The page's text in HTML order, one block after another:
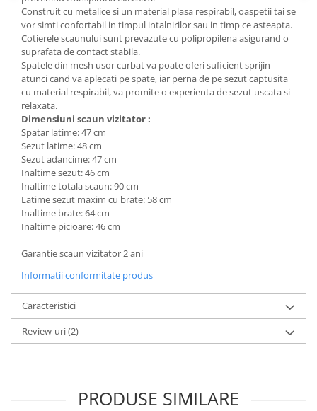
Mese gradinita
Scaune gradinita
Set mese si scaune gradinita
Mobilier copii
Mobila camera copii
Scaune birou pentru copii
Saltele patuturi copii
Paturi copii
Masa si scaune gradinita
Seturi comode living si dormitor
Construit cu metalice si un material plasa respirabil, oaspetii tai se
vor simti confortabil in timpul intalnirilor sau in timp ce asteapta.
Cotierele scaunului sunt prevazute cu polipropilena asigurand o
suprafata de contact stabila.
Spatele din mesh usor curbat va poate oferi suficient sprijin
atunci cand va aplecati pe spate, iar perna de pe sezut captusita
cu material respirabil, va promite o experienta de sezut uscata si
relaxata.
Dimensiuni scaun vizitator :
Spatar latime: 47 cm
Sezut latime: 48 cm
Sezut adancime: 47 cm
Inaltime sezut: 46 cm
Inaltime totala scaun: 90 cm
Latime sezut maxim cu brate: 58 cm
Inaltime brate: 64 cm
Inaltime picioare: 46 cm
Garantie scaun vizitator 2 ani
Informatii conformitate produs
Caracteristici
Review-uri(2)
PRODUSE SIMILARE